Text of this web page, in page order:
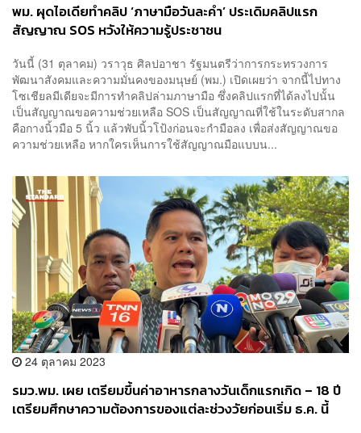
พม. ผุดไอเดียทำคลิป ‘ภาษามือวันละคำ’ ประเดิมคลิปแรก
สัญญาณ SOS หวังให้ความรู้ประชาชน
วันนี้ (31 ตุลาคม) วราวุธ ศิลปอาชา รัฐมนตรีว่าการกระทรวงการ
พัฒนาสังคมและความมั่นคงของมนุษย์ (พม.) เปิดเผยว่า จากนี้ไปทาง
โซเชียลมีเดียจะมีการทำคลิปล่ามภาษามือ ซึ่งคลิปแรกที่ได้ลงไปนั้น
เป็นสัญญาณขอความช่วยเหลือ SOS เป็นสัญญาณที่ใช้ในระดับสากล
คือกางนิ้วมือ 5 นิ้ว แล้วพับนิ้วโป้งก่อนจะกำมือลง เพื่อส่งสัญญาณขอ
ความช่วยเหลือ หากใครเห็นการใช้สัญญาณมือแบบน...
24 ตุลาคม 2023
รมว.พม. เผย เตรียมขึ้นค่าอาหารกลางวันเด็กแรกเกิด – 18 ปี
เตรียมศึกษาความต้องการของแต่ละช่วงวัยก่อนเริ่ม ธ.ค. นี้